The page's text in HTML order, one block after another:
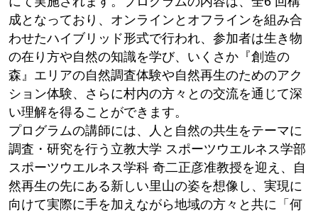
成となっており、オンラインとオフラインを組み合
わせたハイブリッド形式で行われ、参加者は生き物
の在り方や自然の知識を学び、いくさか『創造の
森』エリアの自然調査体験や自然再生のためのアク
ション体験、さらに村内の方々との交流を通じて深
い理解を得ることができます。
プログラムの講師には、人と自然の共生をテーマに
調査・研究を行う立教大学 スポーツウエルネス学部
スポーツウエルネス学科 奇二正彦准教授を迎え、自
然再生の先にある新しい里山の姿を想像し、実現に
向けて実際に手を加えながら地域の方々と共に「何